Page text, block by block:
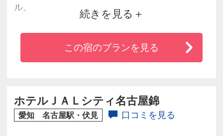
ル。
◆宿泊者限定特典として１５分前優先入場可
能。
◆世界初！ロボットが働くホテルとしてギネス
恐竜ロボットがお出迎え。
◆客室ロボットがご滞在をサポート。
続きを見る
この宿のプランを見る
ホテルＪＡＬシティ名古屋錦
愛知 名古屋駅・伏見 口コミを見る